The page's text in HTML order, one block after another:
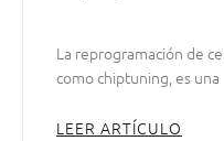
La reprogramación de
como chiptuning, es una
LEER ARTÍCULO